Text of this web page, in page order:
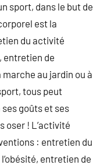
sport, dans le but de
est la
du activité
entretien de
marche au jardin ou à
tous peut
goûts et ses
oser ! L’activité
: entretien du
entretien de